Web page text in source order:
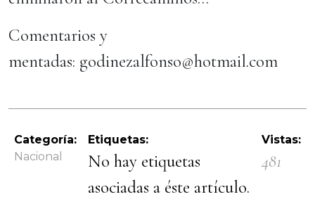
Comentarios y
mentadas: godinezalfonso@hotmail.com
Categoría:
Nacional
Etiquetas:
No hay etiquetas
asociadas a éste artículo.
Vistas:
481